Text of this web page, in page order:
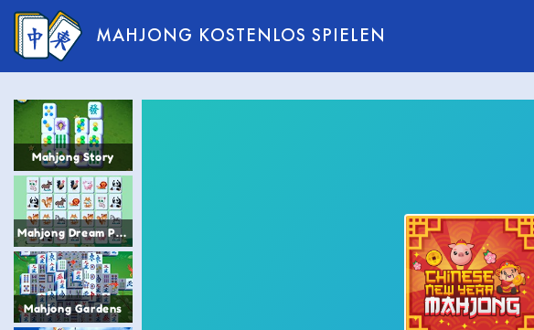
MAHJONG KOSTENLOS SPIELEN
Mahjong Story
Mahjong Dream Pet Link 3
Mahjong Gardens